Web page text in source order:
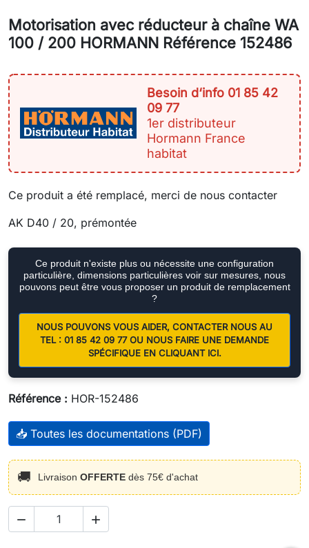
Motorisation avec réducteur à chaîne WA
100 / 200 HORMANN Référence 152486
Besoin d‘info 01 85 42
09 77
1er distributeur
Hormann France
habitat
Ce produit a été remplacé, merci de nous contacter
AK D40 / 20, prémontée
Ce produit n'existe plus ou nécessite une configuration
particulière, dimensions particulières voir sur mesures, nous
pouvons peut être vous proposer un produit de remplacement
?
NOUS POUVONS VOUS AIDER, CONTACTER NOUS AU
TEL : 01 85 42 09 77 OU NOUS FAIRE UNE DEMANDE
SPÉCIFIQUE EN CLIQUANT ICI.
Référence : HOR-152486
📥 Toutes les documentations (PDF)
🚚 Livraison OFFERTE dès 75€ d'achat
 